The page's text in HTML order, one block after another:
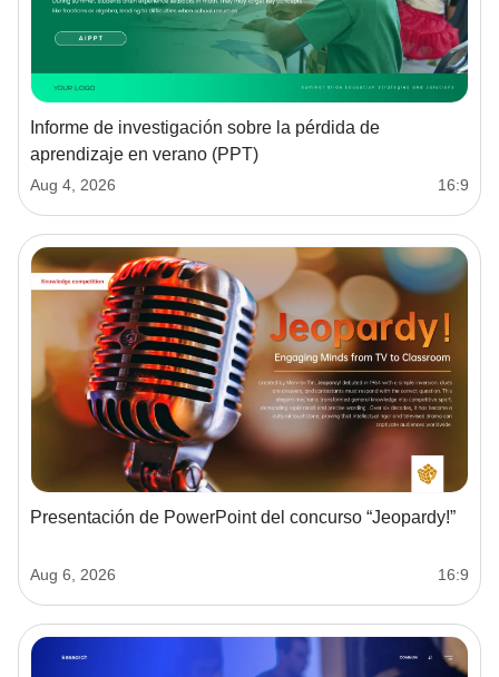
Informe de investigación sobre la pérdida de
aprendizaje en verano (PPT)
Aug 4, 2026 16:9
Presentación de PowerPoint del concurso “Jeopardy!”
Aug 6, 2026 16:9